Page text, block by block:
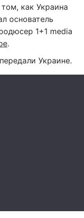
как Украина
основатель
1+1 media
.
Украине.